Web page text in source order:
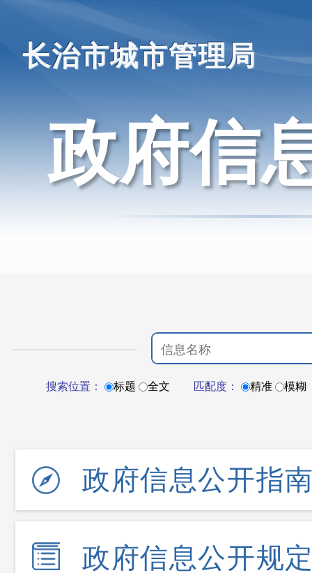
长治市城市管理局
政府信
搜索位置： 标题 全文 匹配度： 精准 模糊
政府信息公开指
政府信息公开规